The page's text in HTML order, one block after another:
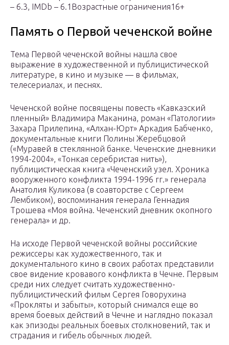
– 6.3, IMDb – 6.1Возрастные ограничения16+
Память о Первой чеченской войне
Тема Первой чеченской войны нашла свое
выражение в художественной и публицистической
литературе, в кино и музыке — в фильмах,
телесериалах, и песнях.
Чеченской войне посвящены повесть «Кавказский
пленный» Владимира Маканина, роман «Патологии»
Захара Прилепина, «Алхан-Юрт» Аркадия Бабченко,
документальные книги Полины Жеребцовой
(«Муравей в стеклянной банке. Чеченские дневники
1994-2004», «Тонкая серебристая нить»),
публицистическая книга «Чеченский узел. Хроника
вооруженного конфликта 1994-1996 гг.» генерала
Анатолия Куликова (в соавторстве с Сергеем
Лембиком), воспоминания генерала Геннадия
Трошева «Моя война. Чеченский дневник окопного
генерала» и др.
На исходе Первой чеченской войны российские
режиссеры как художественного, так и
документального кино в своих работах представили
свое видение кровавого конфликта в Чечне. Первым
среди них следует считать художественно-
публицистический фильм Сергея Говорухина
«Прокляты и забыты», который снимался еще во
время боевых действий в Чечне и наглядно показал
как эпизоды реальных боевых столкновений, так и
страдания и гибель обычных людей.